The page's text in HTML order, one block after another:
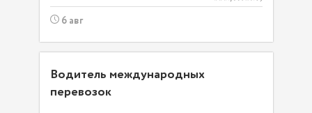
6 авг
Водитель международных
перевозок